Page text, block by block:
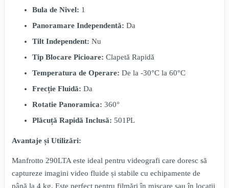
Bula de Nivel: 1
Panoramare Independentă: Da
Tilt Independent: Nu
Tip Blocare Picioare: Clapetă Rapidă
Temperatura de Operare: De la -30°C la 60°C
Frecție Fluidă: Da
Rotatie Panoramica: 360°
Plăcuță Rapidă Inclusă: 501PL
Avantaje și Utilizări:
Manfrotto 290LTA este ideal pentru videografi care doresc să
captureze imagini video fluide și stabile cu echipamente de
până la 4 kg. Este perfect pentru filmări în mișcare sau în locații